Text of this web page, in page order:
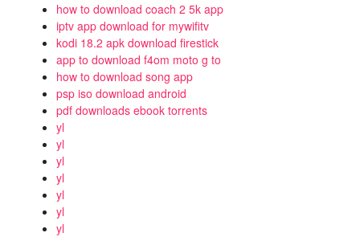
how to download coach 2 5k app
iptv app download for mywifitv
kodi 18.2 apk download firestick
app to download f4om moto g to
how to download song app
psp iso download android
pdf downloads ebook torrents
yl
yl
yl
yl
yl
yl
yl